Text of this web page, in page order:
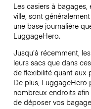
Les casiers à
ville, sont
une base journalière
LuggageHero.
Jusqu’à récemment,
leurs sacs que dans
de flexibilité quant aux
De plus, LuggageHero
nombreux endroits
de déposer vos